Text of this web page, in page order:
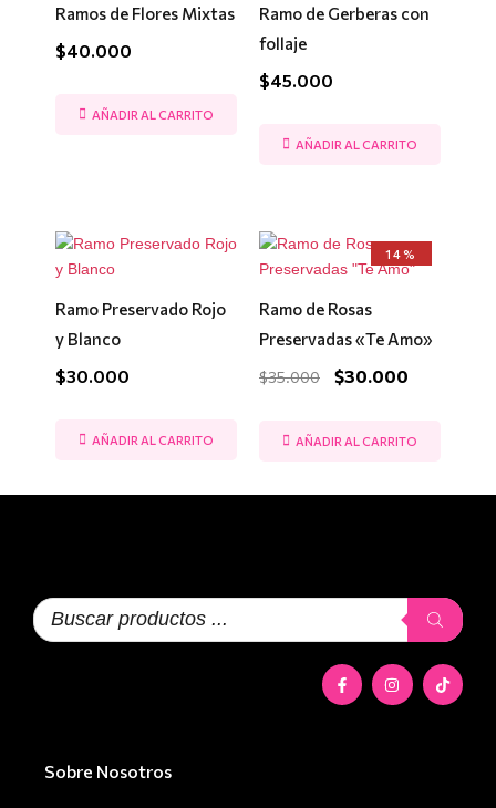
Ramos de Flores Mixtas
$40.000
AÑADIR AL CARRITO
Ramo de Gerberas con
follaje
$45.000
AÑADIR AL CARRITO
Ramo Preservado Rojo
y Blanco
$30.000
AÑADIR AL CARRITO
14%
Ramo de Rosas
Preservadas «Te Amo»
$35.000
El
precio
era:
$35.000.
$30.000
El
precio
AÑADIR AL CARRITO
Búsqueda
de
F
a
c
I
n
s
T
i
k
Sobre Nosotros